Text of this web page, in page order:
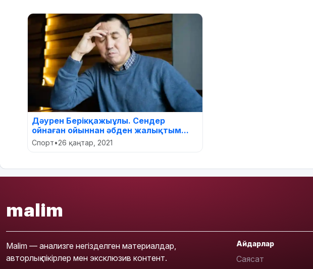
Дәурен Берікқажыұлы. Сендер
ойнаған ойыннан әбден жалықтым...
Спорт•26 қаңтар, 2021
malim
Malim — анализге негізделген материалдар,
авторлық пікірлер мен эксклюзив контент.
Айдарлар
Саясат